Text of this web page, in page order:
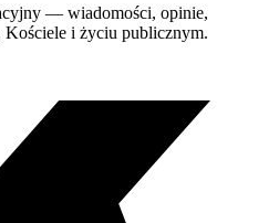
— wiadomości, opinie,
Kościele i życiu publicznym.